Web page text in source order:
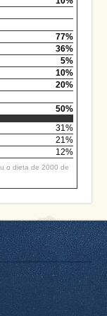
77%
36%
5%
10%
20%
50%
31%
21%
12%
o dieta de 2000 de